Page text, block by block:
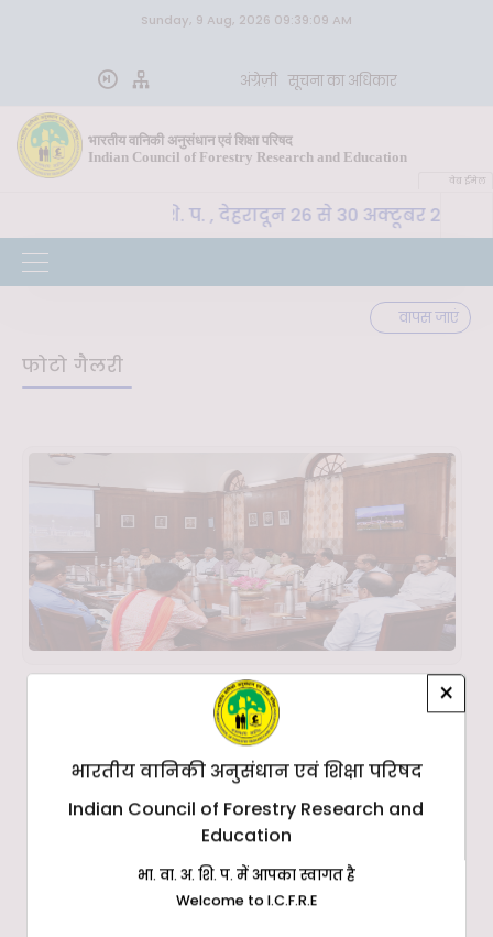
Sunday, 9 Aug, 2026 09:39:09 AM
अंग्रेज़ी सूचना का अधिकार
भारतीय वानिकी अनुसंधान एवं शिक्षा परिषद
Indian Council of Forestry Research and Education
वेब ईमेल
SLM, भा. वा. अ. शि. प. , देहरादून 26 से 30 अक्टूबर 2026
वापस जाएं
फोटो गैलरी
×
भारतीय वानिकी अनुसंधान एवं शिक्षा परिषद
Indian Council of Forestry Research and
Education
भा. वा. अ. शि. प. में आपका स्वागत है
Welcome to I.C.F.R.E